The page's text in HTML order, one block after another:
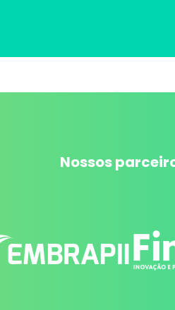
Nossos